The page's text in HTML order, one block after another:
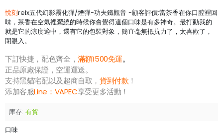
悅刻relx五代幻影霧化彈/煙彈-功夫鐵觀音 -顧客評價:當茶香在你口腔裡回
味，茶香在空氣裡縈繞的時候你會覺得這個口味是有多神奇。最打動我的
就是它的涼度適中，還有它的包裝對象，簡直毫無抵抗力了，太喜歡了，
閉眼入。
下訂快捷，配色齊全，滿額1500免運。
正品原廠保證，空運運送。
支持黑貓宅配以及超商自取，貨到付款 ！
添加客服Line： VAPEC享受更多活動！
庫存: 有貨
口味